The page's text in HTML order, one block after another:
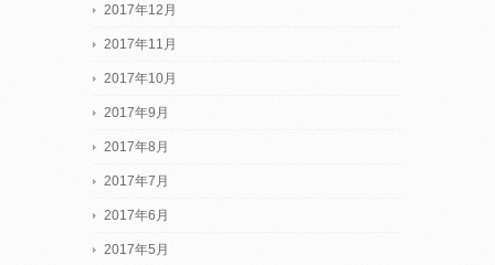
2017年12月
2017年11月
2017年10月
2017年9月
2017年8月
2017年7月
2017年6月
2017年5月